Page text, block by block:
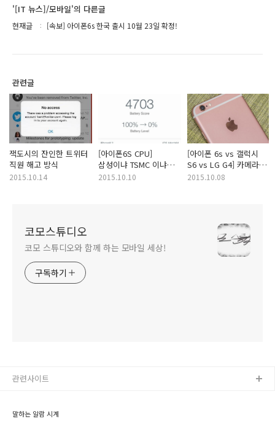
'[IT 뉴스]/모바일'의 다른글
현재글 [속보] 아이폰6s 한국 출시 10월 23일 확정!
관련글
잭도시의 잔인한 트위터
직원 해고 방식
2015.10.14
[아이폰6S CPU]
삼성이냐 TSMC 이냐에
따라 배터리 성능이
2015.10.10
[아이폰 6s vs 갤럭시
S6 vs LG G4] 카메라
비교 리뷰
2015.10.08
코모스튜디오
코모 스튜디오와 함께 하는 모바일 세상!
구독하기
말하는 알람 시계
관련사이트